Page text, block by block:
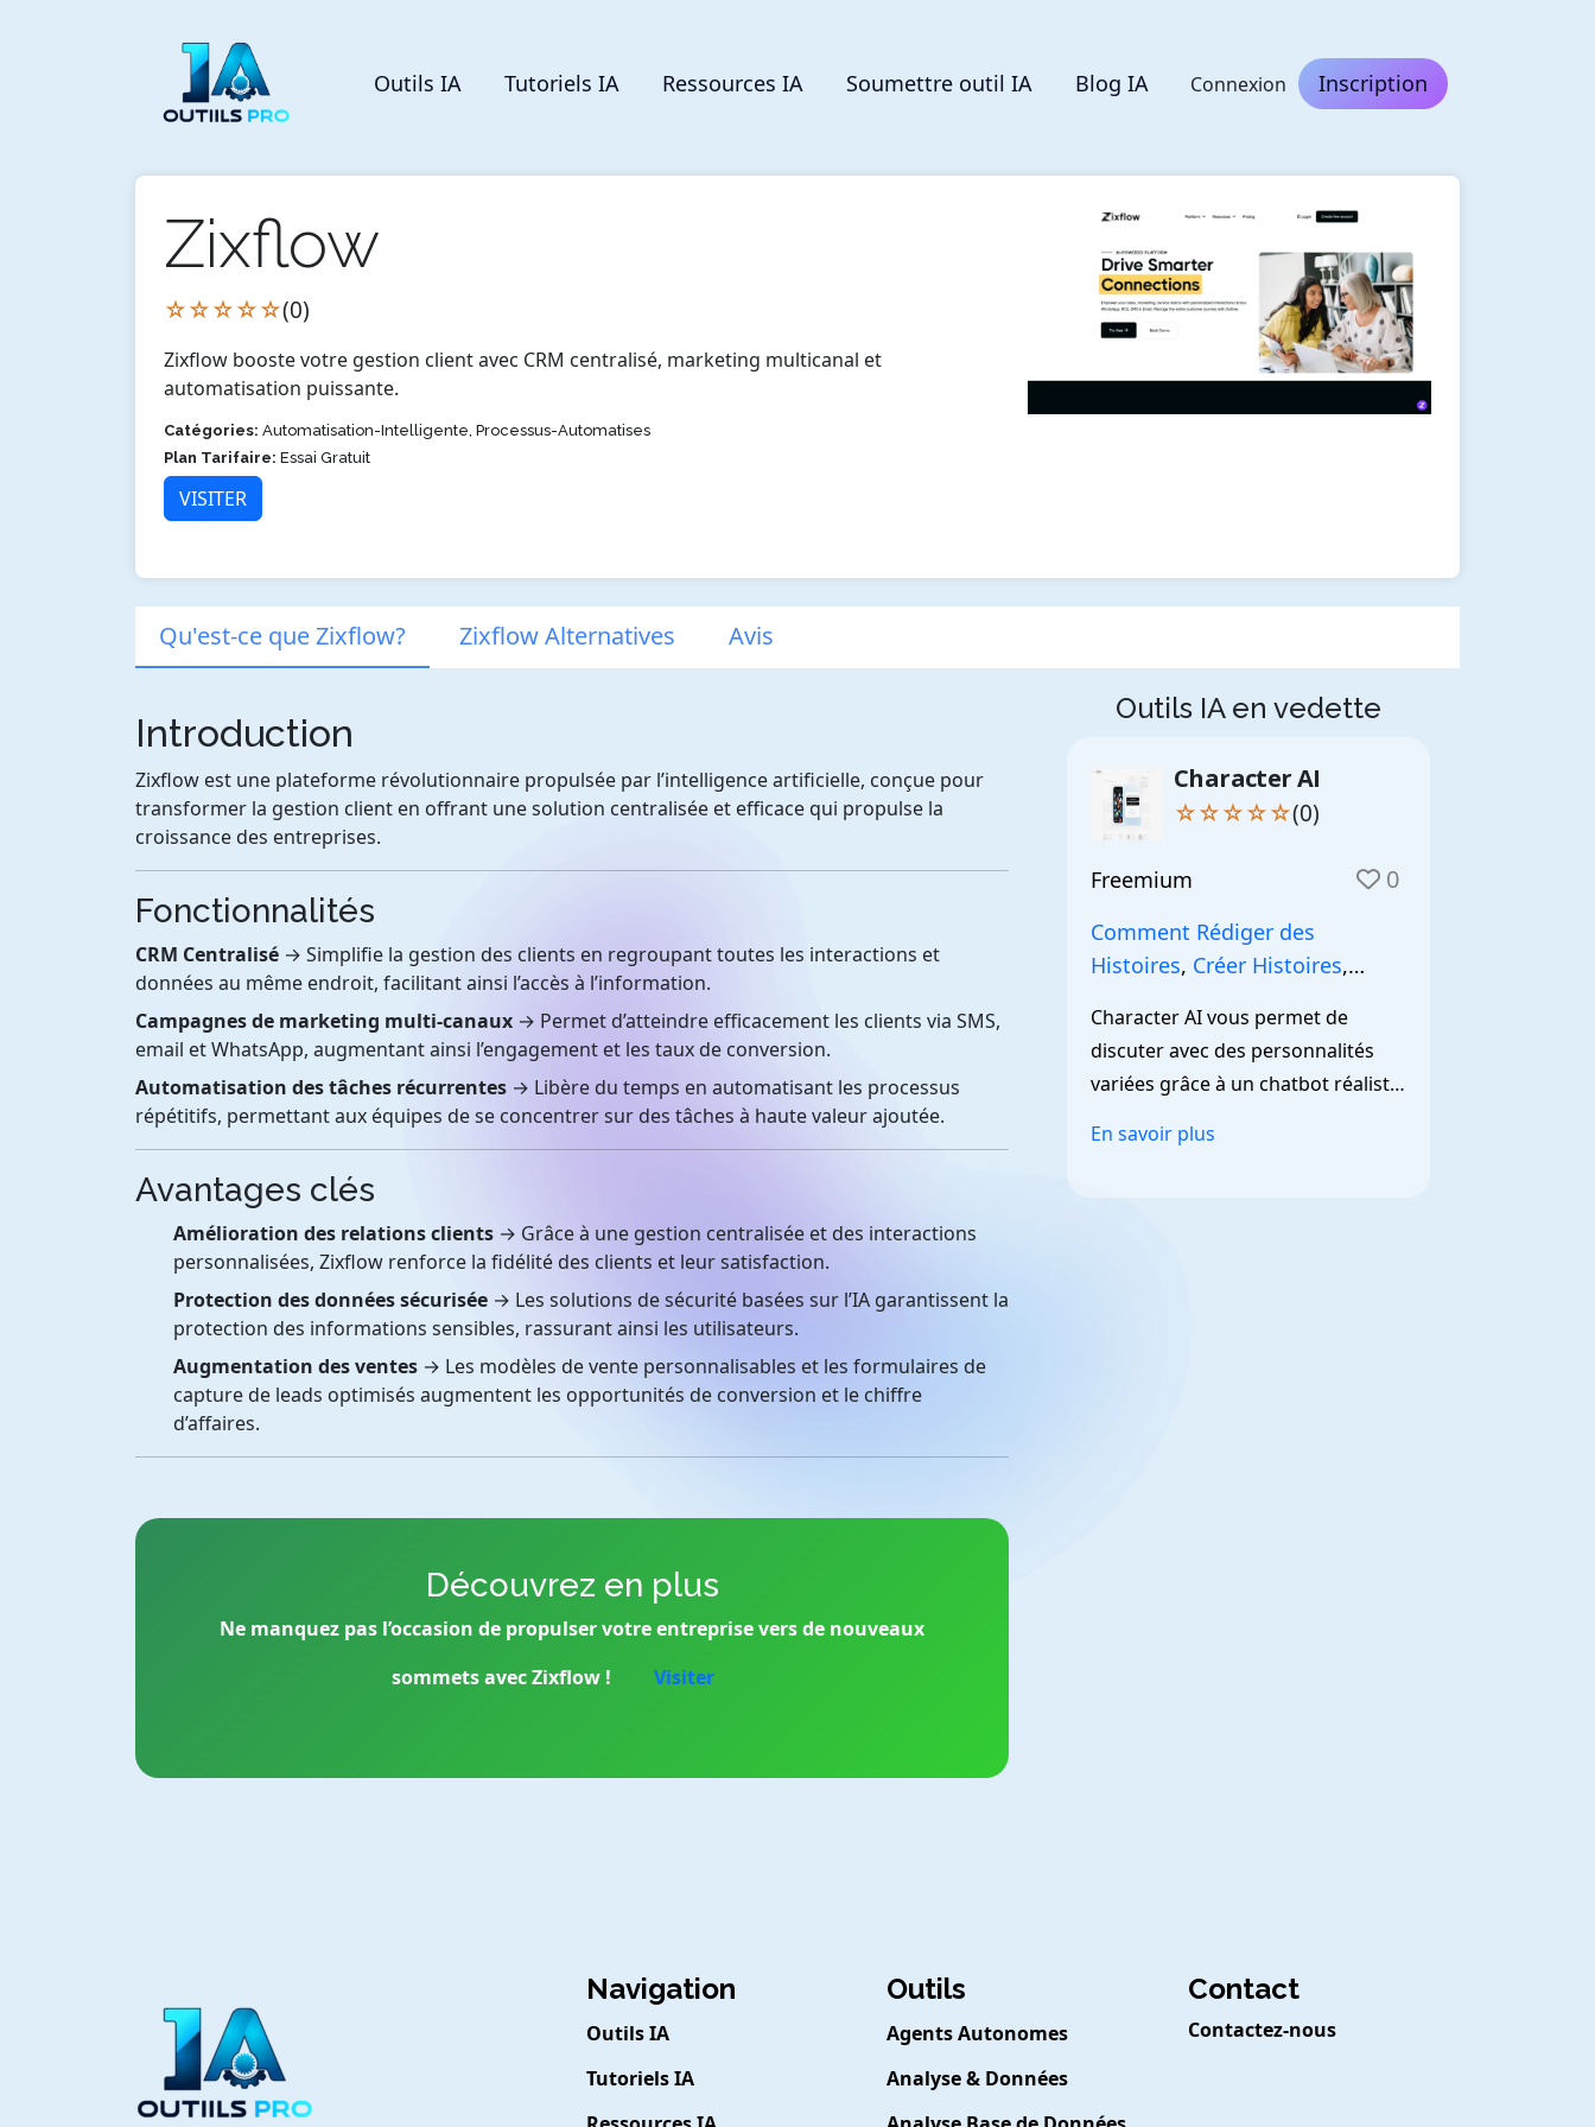
Outils IA Tutoriels IA Ressources IA Soumettre outil IA Blog IA Connexion Inscription
Zixflow
☆☆☆☆☆(0)
Zixflow booste votre gestion client avec CRM centralisé, marketing multicanal et
automatisation puissante.
Catégories: Automatisation-Intelligente, Processus-Automatises
Plan Tarifaire: Essai Gratuit
VISITER
Qu'est-ce que Zixflow? Zixflow Alternatives Avis
Introduction
Zixflow est une plateforme révolutionnaire propulsée par l’intelligence artificielle, conçue pour
transformer la gestion client en offrant une solution centralisée et efficace qui propulse la
croissance des entreprises.
Fonctionnalités
CRM Centralisé → Simplifie la gestion des clients en regroupant toutes les interactions et
données au même endroit, facilitant ainsi l’accès à l’information.
Campagnes de marketing multi-canaux → Permet d’atteindre efficacement les clients via SMS,
email et WhatsApp, augmentant ainsi l’engagement et les taux de conversion.
Automatisation des tâches récurrentes → Libère du temps en automatisant les processus
répétitifs, permettant aux équipes de se concentrer sur des tâches à haute valeur ajoutée.
Avantages clés
Amélioration des relations clients → Grâce à une gestion centralisée et des interactions
personnalisées, Zixflow renforce la fidélité des clients et leur satisfaction.
Protection des données sécurisée → Les solutions de sécurité basées sur l’IA garantissent la
protection des informations sensibles, rassurant ainsi les utilisateurs.
Augmentation des ventes → Les modèles de vente personnalisables et les formulaires de
capture de leads optimisés augmentent les opportunités de conversion et le chiffre
d’affaires.
Découvrez en plus
Ne manquez pas l’occasion de propulser votre entreprise vers de nouveaux
sommets avec Zixflow !
Visiter
Outils IA en vedette
Character AI
☆☆☆☆☆(0)
Freemium 0
Comment Rédiger des
Histoires, Créer Histoires,
Character AI vous permet de
discuter avec des personnalités
variées grâce à un chatbot réaliste
En savoir plus
Navigation
Outils IA
Tutoriels IA
Outils
Agents Autonomes
Analyse & Données
Contact
Contactez-nous